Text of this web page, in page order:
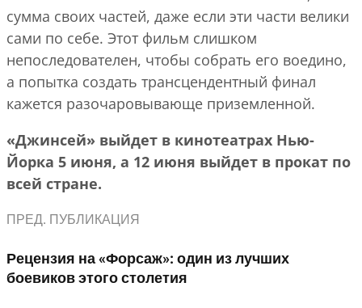
сумма своих частей, даже если эти части велики
сами по себе. Этот фильм слишком
непоследователен, чтобы собрать его воедино,
а попытка создать трансцендентный финал
кажется разочаровывающе приземленной.
«Джинсей» выйдет в кинотеатрах Нью-
Йорка 5 июня, а 12 июня выйдет в прокат по
всей стране.
ПРЕД. ПУБЛИКАЦИЯ
Рецензия на «Форсаж»: один из лучших
боевиков этого столетия